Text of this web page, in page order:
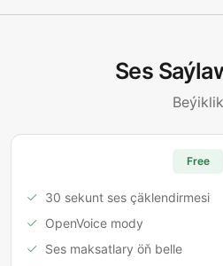
Ses
Beýiklik
Free
30 sekunt ses çäklendirmesi
OpenVoice mody
Ses maksatlary öň belle